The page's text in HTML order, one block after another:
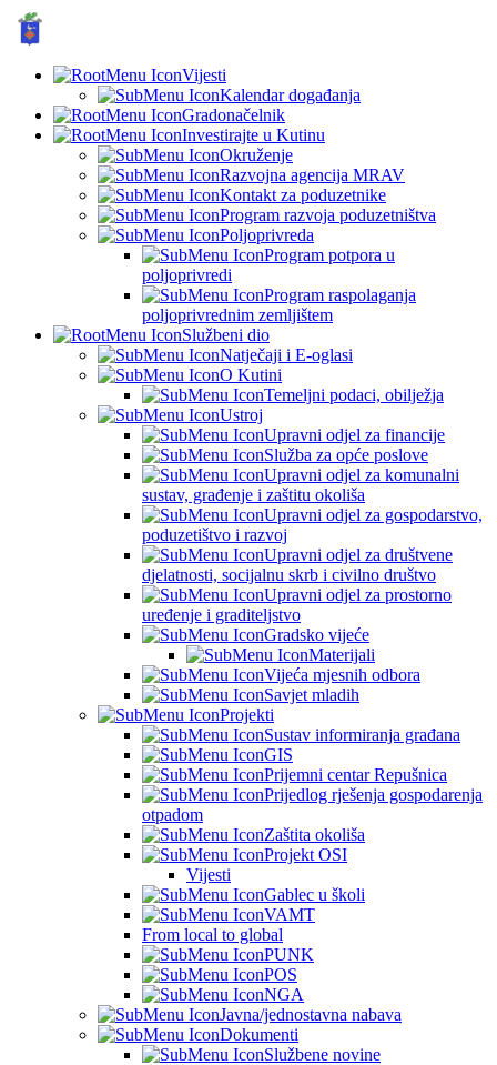
Vijesti
Kalendar događanja
Gradonačelnik
Investirajte u Kutinu
Okruženje
Razvojna agencija MRAV
Kontakt za poduzetnike
Program razvoja poduzetništva
Poljoprivreda
Program potpora u
poljoprivredi
Program raspolaganja
poljoprivrednim zemljištem
Službeni dio
Natječaji i E-oglasi
O Kutini
Temeljni podaci, obilježja
Ustroj
Upravni odjel za financije
Služba za opće poslove
Upravni odjel za komunalni
sustav, građenje i zaštitu okoliša
Upravni odjel za gospodarstvo,
poduzetištvo i razvoj
Upravni odjel za društvene
djelatnosti, socijalnu skrb i civilno društvo
Upravni odjel za prostorno
uređenje i graditeljstvo
Gradsko vijeće
Materijali
Vijeća mjesnih odbora
Savjet mladih
Projekti
Sustav informiranja građana
GIS
Prijemni centar Repušnica
Prijedlog rješenja gospodarenja
otpadom
Zaštita okoliša
Projekt OSI
Vijesti
Gablec u školi
VAMT
From local to global
PUNK
POS
NGA
Javna/jednostavna nabava
Dokumenti
Službene novine